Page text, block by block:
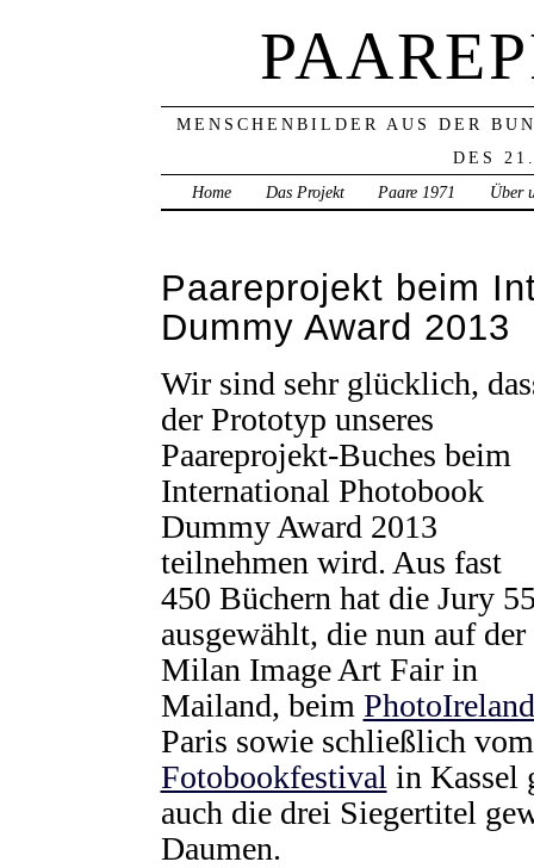
MENSCHENBILDER AUS DER
DES
Home
Das Projekt Paare 1971 Über
Paareprojekt beim
Dummy Award 2013
Wir sind sehr glücklich,
der Prototyp unseres
Paareprojekt-Buches beim
International Photobook
Dummy Award 2013
teilnehmen wird. Aus fast
450 Büchern hat die Jury
ausgewählt, die nun auf der
Milan Image Art Fair in
Mailand, beim PhotoIreland
Paris sowie schließlich
Fotobookfestival in Kassel
auch die drei Siegertitel
Daumen.